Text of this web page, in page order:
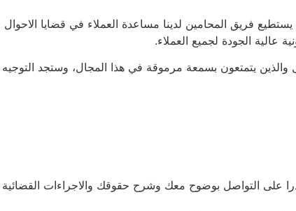
فريق المحامين لدينا مساعدة العملاء في قضايا الاحوال
عالية الجودة لجميع العملاء.
يتمتعون بسمعة مرموقة في هذا المجال، وستجد التوجيه
على التواصل بوضوح معك وشرح حقوقك والاجراءات القضائية